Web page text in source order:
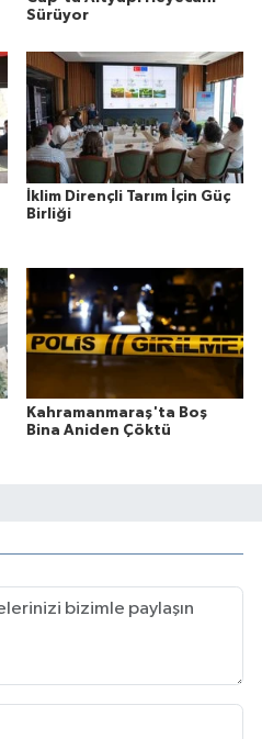
Sürüyor
İklim Dirençli Tarım İçin Güç
Birliği
Kahramanmaraş'ta Boş
Bina Aniden Çöktü